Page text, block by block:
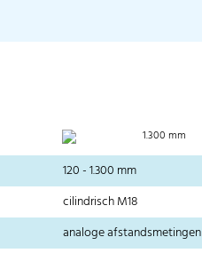
1.300 mm
120 - 1.300 mm
cilindrisch M18
analoge afstandsmetingen